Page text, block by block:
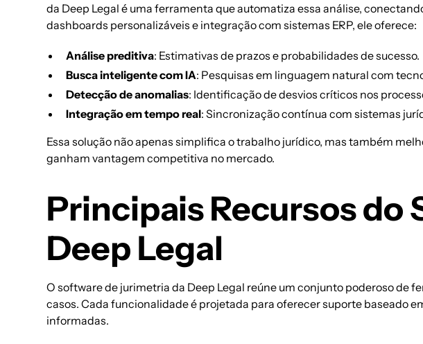
da Deep Legal é uma ferramenta que automatiza essa análise,
dashboards personalizáveis e integração com sistemas ERP, ele oferece:
Análise preditiva: Estimativas de prazos e probabilidades de sucesso.
Busca inteligente com IA: Pesquisas em linguagem natural com
Detecção de anomalias: Identificação de desvios críticos nos
Integração em tempo real: Sincronização contínua com sistemas
Essa solução não apenas simplifica o trabalho jurídico, mas também
ganham vantagem competitiva no mercado.
Principais Recursos do
Deep Legal
Osoftware de jurimetria da Deep Legal reúne um conjunto poderoso de
casos. Cada funcionalidade é projetada para oferecer suporte baseado
informadas.